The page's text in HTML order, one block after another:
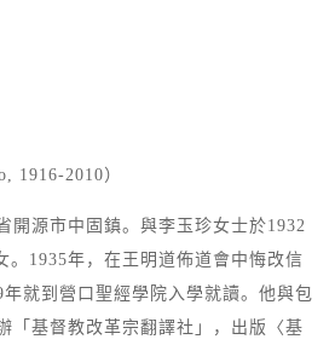
1916-2010）
開源市中固鎮。與李玉珍女士於1932
。1935年，在王明道佈道會中悔改信
就到營口聖經學院入學就讀。他與包
「基督教改革宗翻譯社」，出版〈基